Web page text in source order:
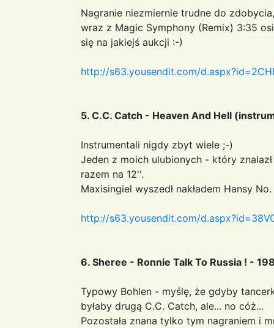
Nagranie niezmiernie trudne do
wraz z Magic Symphony (Remix) 3:35
się na jakiejś aukcji :-)
http://s63.yousendit.com/
5. C.C. Catch - Heaven And Hell
Instrumentali nigdy zbyt wiele ;-)
Jeden z moich ulubionych - który
razem na 12''.
Maxisingiel wyszedł nakładem Hansy
http://s63.yousendit.com/
6. Sheree - Ronnie Talk To Russia ! -
Typowy Bohlen - myślę, że gdyby
byłaby drugą C.C. Catch, ale... no cóż...
Pozostała znana tylko tym nagraniem i